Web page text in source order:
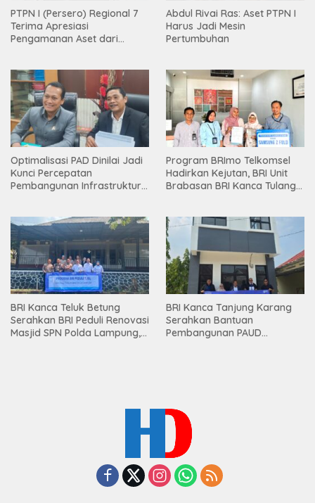
PTPN I (Persero) Regional 7
Terima Apresiasi
Pengamanan Aset dari
Abdul Rivai Ras: Aset PTPN I
Harus Jadi Mesin
Pertumbuhan
Optimalisasi PAD Dinilai Jadi
Kunci Percepatan
Pembangunan Infrastruktur
Program BRImo Telkomsel
Hadirkan Kejutan, BRI Unit
Brabasan BRI Kanca Tulang
Mesuji
BRI Kanca Teluk Betung
Serahkan BRI Peduli Renovasi
Masjid SPN Polda Lampung,
BRI Kanca Tanjung Karang
Serahkan Bantuan
Pembangunan PAUD